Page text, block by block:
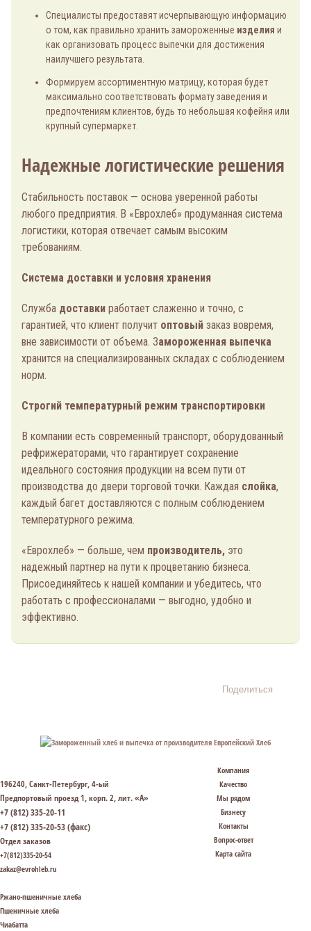
Специалисты предоставят исчерпывающую информацию
о том, как правильно хранить замороженные изделия и
как организовать процесс выпечки для достижения
наилучшего результата.
Формируем ассортиментную матрицу, которая будет
максимально соответствовать формату заведения и
предпочтениям клиентов, будь то небольшая кофейня или
крупный супермаркет.
Надежные логистические решения
Стабильность поставок — основа уверенной работы
любого предприятия. В «Еврохлеб» продуманная система
логистики, которая отвечает самым высоким
требованиям.
Система доставки и условия хранения
Служба доставки работает слаженно и точно, с
гарантией, что клиент получит оптовый заказ вовремя,
вне зависимости от объема. Замороженная выпечка
хранится на специализированных складах с соблюдением
норм.
Строгий температурный режим транспортировки
В компании есть современный транспорт, оборудованный
рефрижераторами, что гарантирует сохранение
идеального состояния продукции на всем пути от
производства до двери торговой точки. Каждая слойка,
каждый багет доставляются с полным соблюдением
температурного режима.
«Еврохлеб» — больше, чем производитель, это
надежный партнер на пути к процветанию бизнеса.
Присоединяйтесь к нашей компании и убедитесь, что
работать с профессионалами — выгодно, удобно и
эффективно.
Поделиться
196240, Санкт-Петербург, 4-ый
Предпортовый проезд 1, корп. 2, лит. «А»
+7 (812) 335-20-11
+7 (812) 335-20-53 (факс)
Отдел заказов
+7(812)335-20-54
zakaz@evrohleb.ru
Компания
Качество
Мы рядом
Бизнесу
Контакты
Вопрос-ответ
Карта сайта
Ржано-пшеничные хлеба
Пшеничные хлеба
Чиабатта